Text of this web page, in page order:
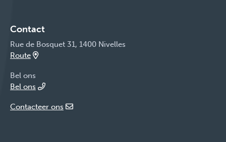
Contact
Rue de Bosquet 31, 1400 Nivelles
Route
Bel ons
Bel ons
Contacteer ons